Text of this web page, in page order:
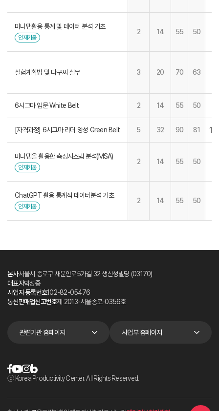
미니탭활용 통계 및 데이터 분석 기초
인재키움
2 14 55 50
실험계획법 및 다구찌 실무 3 20 70 63
6시그마 입문 White Belt 2 14 55 50
[자격과정] 6시그마 리더 양성 Green Belt 5 32 90 81 19
미니탭을 활용한 측정시스템 분석(MSA)
인재키움
2 14 55 50
ChatGPT 활용 통계적 데이터분석 기초
인재키움
2 14 55 50
본사서울시 종로구 새문안로5가길 32 생산성빌딩 (03170)
대표자박성중
사업자 등록번호102-82-05476
통신판매업신고번호제 2013-서울종로-0356호
관련기관 홈페이지 사업부 홈페이지
ⓒ Korea Productivity Center. All Rights Reserved.